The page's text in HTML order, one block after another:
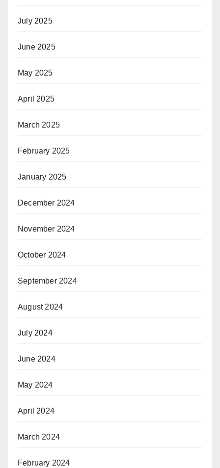
July 2025
June 2025
May 2025
April 2025
March 2025
February 2025
January 2025
December 2024
November 2024
October 2024
September 2024
August 2024
July 2024
June 2024
May 2024
April 2024
March 2024
February 2024